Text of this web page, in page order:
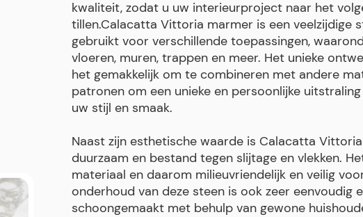
kwaliteit, zodat u uw interieurproject naar het
tillen.Calacatta Vittoria marmer is een veelzijdige
gebruikt voor verschillende toepassingen,
vloeren, muren, trappen en meer. Het unieke
het gemakkelijk om te combineren met andere
patronen om een unieke en persoonlijke
uw stijl en smaak.
Naast zijn esthetische waarde is Calacatta
duurzaam en bestand tegen slijtage en vlekken.
materiaal en daarom milieuvriendelijk en veilig
onderhoud van deze steen is ook zeer eenvoudig
schoongemaakt met behulp van gewone